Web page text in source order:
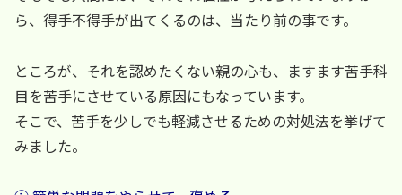
ら、得手不得手が出てくるのは、当たり前の事です。
ところが、それを認めたくない親の心も、ますます苦手科
目を苦手にさせている原因にもなっています。
そこで、苦手を少しでも軽減させるための対処法を挙げて
みました。